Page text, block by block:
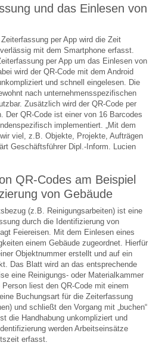
und das Einlesen von
per App wird die Zeit
mit dem Smartphone erfasst.
per App um das Einlesen von
wird der QR-Code mit dem Android
und schnell eingelesen. Die
nach unternehmensspezifischen
Zusätzlich wird der QR-Code per
Der QR-Code ist einer von 16 Barcodes
implementiert. „Mit dem
viel, z.B. Objekte, Projekte, Aufträgen
Geschäftsführer Dipl.-Inform. Lucien
QR-Codes am Beispiel
von Gebäude
(z.B. Reinigungsarbeiten) ist eine
durch die Identifizierung von
Feiereisen. Mit dem Einlesen eines
einem Gebäude zugeordnet. Hierfür
Objektnummer erstellt und auf ein
Das Blatt wird an das entsprechende
eine Reinigungs- oder Materialkammer
liest den QR-Code mit einem
Buchungsart für die Zeiterfassung
und schließt den Vorgang mit „buchen“
die Handhabung unkompliziert und
werden Arbeitseinsätze
erfasst.